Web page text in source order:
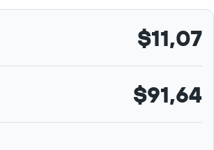
$11,07
$91,64